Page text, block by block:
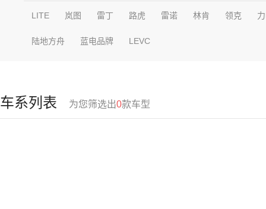
LITE 岚图 雷丁 路虎 雷诺 林肯 领克
陆地方舟 蓝电品牌 LEVC
车系列表 为您筛选出0款车型